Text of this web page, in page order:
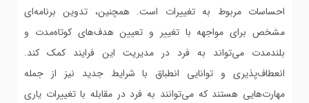
احساسات مربوط به تغییرات است. همچنین، تدوین برنامه‌ای
مشخص برای مواجهه با تغییر و تعیین هدف‌های کوتاه‌مدت و
بلندمدت می‌تواند به فرد در مدیریت این فرایند کمک کند.
انعطاف‌پذیری و توانایی انطباق با شرایط جدید نیز از جمله
مهارت‌هایی هستند که می‌توانند به فرد در مقابله با تغییرات یاری